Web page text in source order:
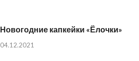
Новогодние капкейки «Ёлочки»
04.12.2021